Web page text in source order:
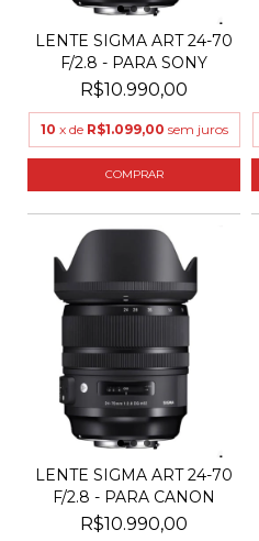
LENTE SIGMA ART 24-70
F/2.8 - PARA SONY
R$10.990,00
10 x de R$1.099,00 sem juros
LENTE SIGMA ART 24-70
F/2.8 - PARA CANON
R$10.990,00